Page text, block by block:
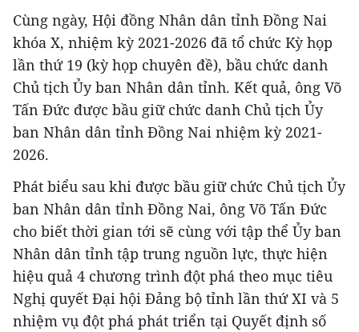
Cùng ngày, Hội đồng Nhân dân tỉnh Đồng Nai
khóa X, nhiệm kỳ 2021-2026 đã tổ chức Kỳ họp
lần thứ 19 (kỳ họp chuyên đề), bầu chức danh
Chủ tịch Ủy ban Nhân dân tỉnh. Kết quả, ông Võ
Tấn Đức được bầu giữ chức danh Chủ tịch Ủy
ban Nhân dân tỉnh Đồng Nai nhiệm kỳ 2021-
2026.
Phát biểu sau khi được bầu giữ chức Chủ tịch Ủy
ban Nhân dân tỉnh Đồng Nai, ông Võ Tấn Đức
cho biết thời gian tới sẽ cùng với tập thể Ủy ban
Nhân dân tỉnh tập trung nguồn lực, thực hiện
hiệu quả 4 chương trình đột phá theo mục tiêu
Nghị quyết Đại hội Đảng bộ tỉnh lần thứ XI và 5
nhiệm vụ đột phá phát triển tại Quyết định số